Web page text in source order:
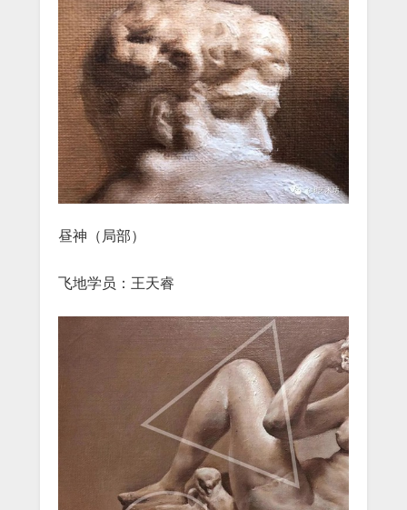
昼神（局部）
飞地学员：王天睿